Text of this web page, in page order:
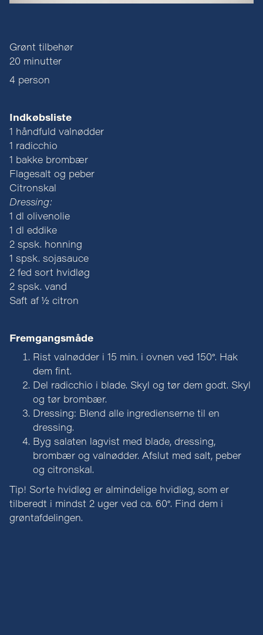
Grønt tilbehør
20 minutter
4 person
Indkøbsliste
1 håndfuld valnødder
1 radicchio
1 bakke brombær
Flagesalt og peber
Citronskal
Dressing:
1 dl olivenolie
1 dl eddike
2 spsk. honning
1 spsk. sojasauce
2 fed sort hvidløg
2 spsk. vand
Saft af ½ citron
Fremgangsmåde
Rist valnødder i 15 min. i ovnen ved 150°. Hak
dem fint.
Del radicchio i blade. Skyl og tør dem godt. Skyl
og tør brombær.
Dressing: Blend alle ingredienserne til en
dressing.
Byg salaten lagvist med blade, dressing,
brombær og valnødder. Afslut med salt, peber
og citronskal.
Tip! Sorte hvidløg er almindelige hvidløg, som er
tilberedt i mindst 2 uger ved ca. 60°. Find dem i
grøntafdelingen.